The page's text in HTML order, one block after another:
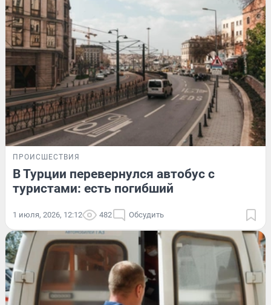
ПРОИСШЕСТВИЯ
В Турции перевернулся автобус с
туристами: есть погибший
1 июля, 2026, 12:12 482 Обсудить